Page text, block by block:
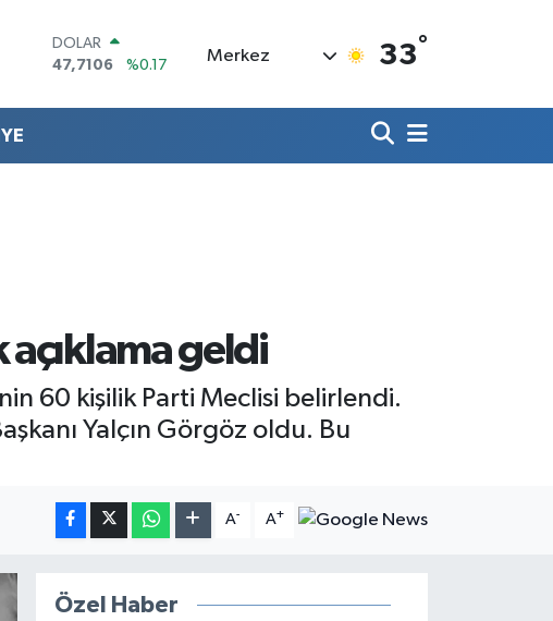
DOLAR
47,7106
%0.17
55,1652
%0.27
Merkez 33°
açıklama geldi
60 kişilik Parti Meclisi belirlendi.
Yalçın Görgöz oldu. Bu
A- A+
Özel Haber